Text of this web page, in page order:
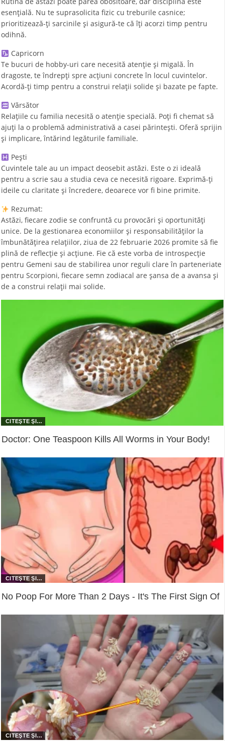
esențială. Nu te suprasolicita fizic cu treburile casnice;
prioritizează-ți sarcinile și asigură-te că îți acorzi timp pentru
odihnă.
Capricorn
Te bucuri de hobby-uri care necesită atenție și migală. În
dragoste, te îndrepți spre acțiuni concrete în locul cuvintelor.
Acordă-ți timp pentru a construi relații solide și bazate pe fapte.
Vărsător
Relațiile cu familia necesită o atenție specială. Poți fi chemat să
ajuți la o problemă administrativă a casei părintești. Oferă sprijin
și implicare, întărind legăturile familiale.
Pești
Cuvintele tale au un impact deosebit astăzi. Este o zi ideală
pentru a scrie sau a studia ceva ce necesită rigoare. Exprimă-ți
ideile cu claritate și încredere, deoarece vor fi bine primite.
Rezumat:
Astăzi, fiecare zodie se confruntă cu provocări și oportunități
unice. De la gestionarea economiilor și responsabilităților la
îmbunătățirea relațiilor, ziua de 22 februarie 2026 promite să fie
plină de reflecție și acțiune. Fie că este vorba de introspecție
pentru Gemeni sau de stabilirea unor reguli clare în parteneriate
pentru Scorpioni, fiecare semn zodiacal are șansa de a avansa și
de a construi relații mai solide.
Doctor: One Teaspoon Kills All Worms in Your Body!
No Poop For More Than 2 Days - It's The First Sign Of